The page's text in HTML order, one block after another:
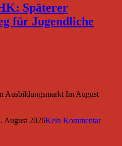
Späterer
für Jugendliche
Ausbildungsmarkt Im August
August 2026Kein Kommentar